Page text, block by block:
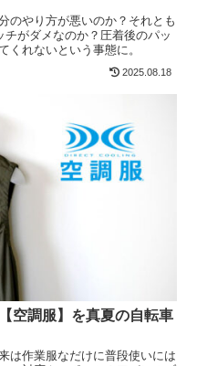
のやり方が悪いのか？それとも
チがダメなのか？圧着後のパッ
くれないという事態に。
2025.08.18
空調服】を真夏の自転車
は作業服なだけに普段使いには